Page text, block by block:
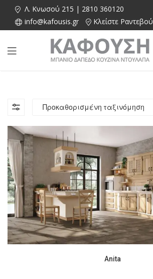
Λ. Κνωσού 215 | 2810 360120
info@kafousis.gr
Κλείστε Ραντεβού
Anita